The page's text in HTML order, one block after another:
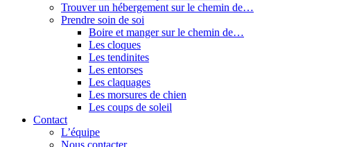
Trouver un hébergement sur le chemin de…
Prendre soin de soi
Boire et manger sur le chemin de…
Les cloques
Les tendinites
Les entorses
Les claquages
Les morsures de chien
Les coups de soleil
Contact
L’équipe
Nous contacter